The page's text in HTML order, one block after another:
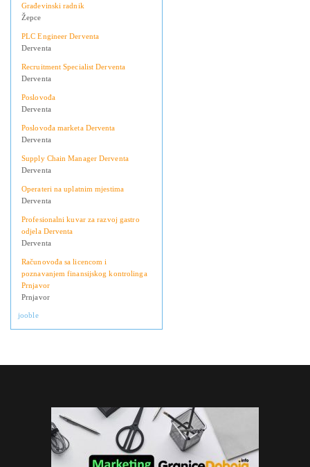
Građevinski radnik
Žepce
PLC Engineer Derventa
Derventa
Recruitment Specialist Derventa
Derventa
Poslovođa
Derventa
Poslovođa marketa Derventa
Derventa
Supply Chain Manager Derventa
Derventa
Operateri na uplatnim mjestima
Derventa
Profesionalni kuvar za razvoj gastro
odjela Derventa
Derventa
Računovođa sa licencom i
poznavanjem finansijskog kontrolinga
Prnjavor
Prnjavor
jooble